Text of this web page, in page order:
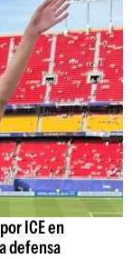
ICE en
defensa